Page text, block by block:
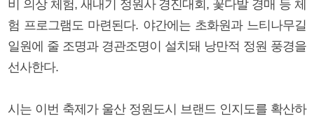
비 의상 체험, 새내기 정원사 경진대회, 꽃다발 경매 등 체
험 프로그램도 마련된다. 야간에는 초화원과 느티나무길
일원에 줄 조명과 경관조명이 설치돼 낭만적 정원 풍경을
선사한다.
시는 이번 축제가 울산 정원도시 브랜드 인지도를 확산하